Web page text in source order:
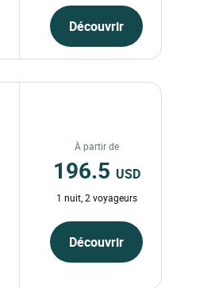
Découvrir
À partir de
196.5 USD
1 nuit, 2 voyageurs
Découvrir